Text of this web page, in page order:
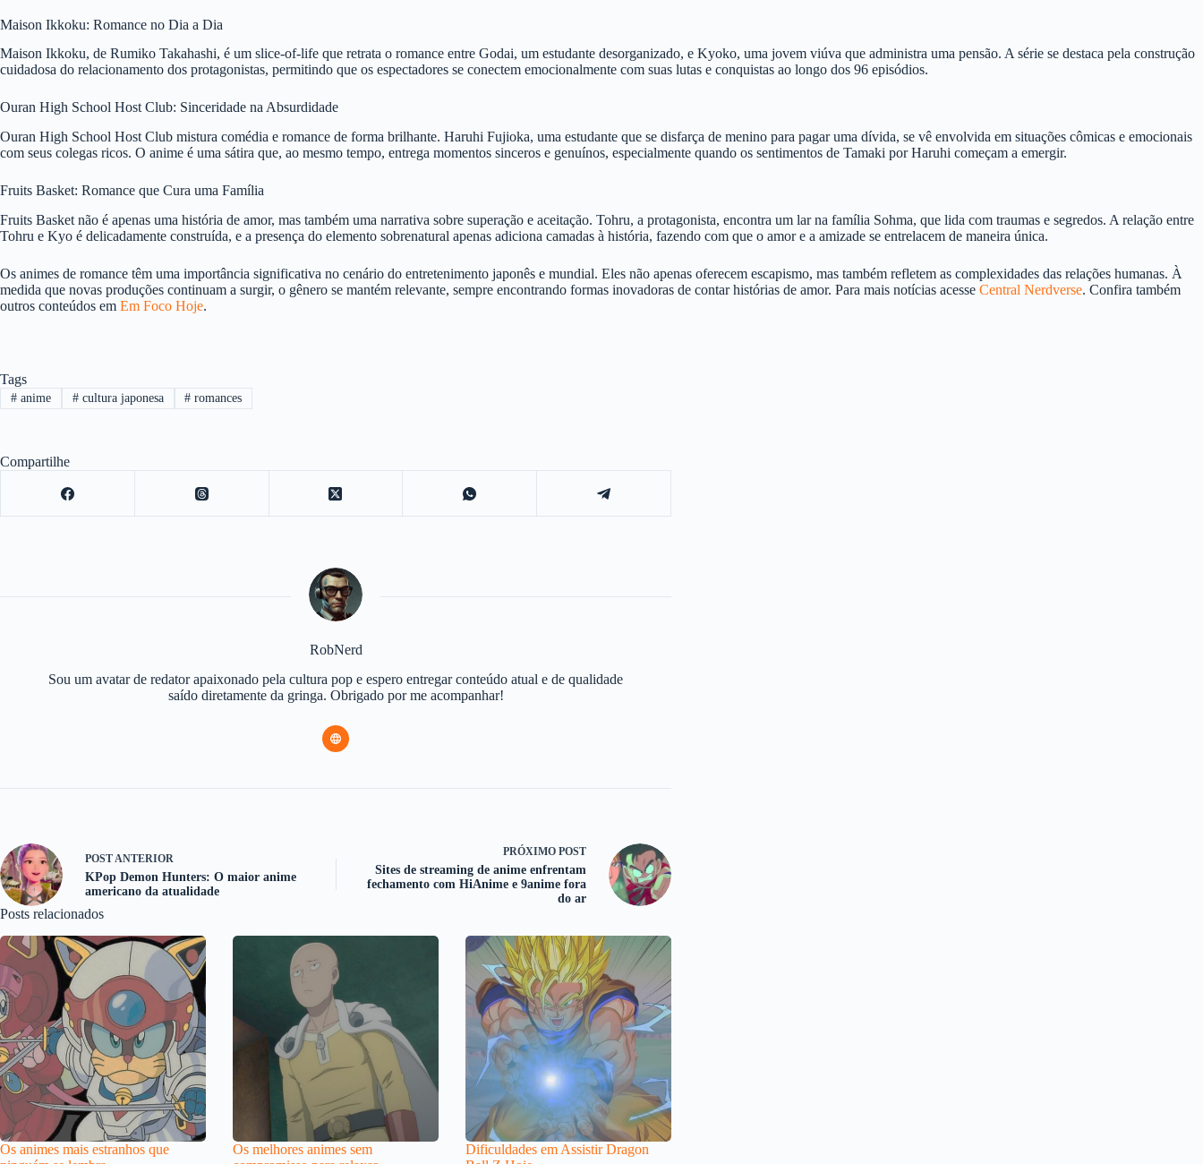
Maison Ikkoku: Romance no Dia a Dia
Maison Ikkoku, de Rumiko Takahashi, é um slice-of-life que retrata o romance entre Godai, um estudante desorganizado, e Kyoko, uma jovem viúva que administra uma pensão. A série se destaca pela construção
cuidadosa do relacionamento dos protagonistas, permitindo que os espectadores se conectem emocionalmente com suas lutas e conquistas ao longo dos 96 episódios.
Ouran High School Host Club: Sinceridade na Absurdidade
Ouran High School Host Club mistura comédia e romance de forma brilhante. Haruhi Fujioka, uma estudante que se disfarça de menino para pagar uma dívida, se vê envolvida em situações cômicas e emocionais
com seus colegas ricos. O anime é uma sátira que, ao mesmo tempo, entrega momentos sinceros e genuínos, especialmente quando os sentimentos de Tamaki por Haruhi começam a emergir.
Fruits Basket: Romance que Cura uma Família
Fruits Basket não é apenas uma história de amor, mas também uma narrativa sobre superação e aceitação. Tohru, a protagonista, encontra um lar na família Sohma, que lida com traumas e segredos. A relação entre
Tohru e Kyo é delicadamente construída, e a presença do elemento sobrenatural apenas adiciona camadas à história, fazendo com que o amor e a amizade se entrelacem de maneira única.
Os animes de romance têm uma importância significativa no cenário do entretenimento japonês e mundial. Eles não apenas oferecem escapismo, mas também refletem as complexidades das relações humanas. À
medida que novas produções continuam a surgir, o gênero se mantém relevante, sempre encontrando formas inovadoras de contar histórias de amor. Para mais notícias acesse Central Nerdverse. Confira também
outros conteúdos em Em Foco Hoje.
Tags
#anime #cultura japonesa # romances
Compartilhe
RobNerd
Sou um avatar de redator apaixonado pela cultura pop e espero entregar conteúdo atual e de qualidade
saído diretamente da gringa. Obrigado por me acompanhar!
POSTANTERIOR
KPop Demon Hunters: O maior anime
americano da atualidade
PRÓXIMO POST
Sites de streaming de anime enfrentam
fechamento com HiAnime e 9anime fora
do ar
Posts relacionados
Os animes mais estranhos que
Os melhores animes sem
Dificuldades em Assistir Dragon